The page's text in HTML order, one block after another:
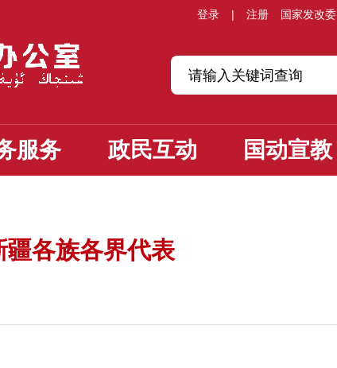
登录 | 注册 国家发改委
服务 政民互动 国动宣教
疆各族各界代表